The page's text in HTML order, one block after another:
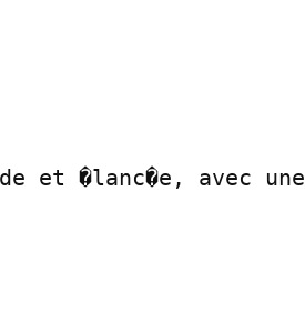
et �lanc�e, avec une